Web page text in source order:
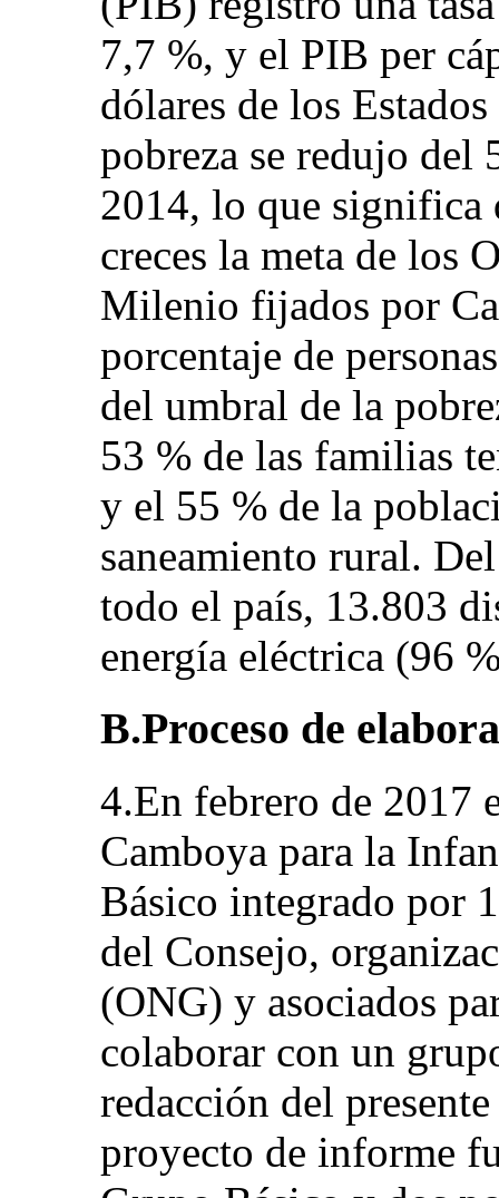
7,7 %, y el PIB per
dólares de los
pobreza se redujo del
2014, lo que significa
creces la meta de los
Milenio fijados por
porcentaje de
del umbral de la
53 % de las familias
y el 55 % de la
saneamiento rural.
todo el país, 13.803
energía eléctrica (96
B.Proceso de
4.En febrero de 2017
Camboya para la
Básico integrado por
del Consejo,
(ONG) y asociados
colaborar con un
redacción del
proyecto de informe